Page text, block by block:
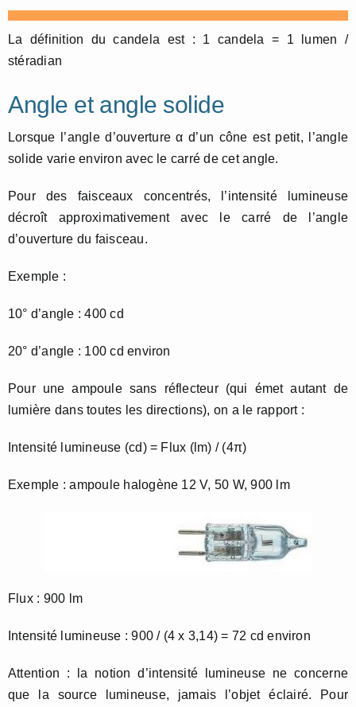
La définition du candela est : 1 candela = 1 lumen /
stéradian
Angle et angle solide
Lorsque l’angle d’ouverture α d’un cône est petit, l’angle
solide varie environ avec le carré de cet angle.
Pour des faisceaux concentrés, l’intensité lumineuse
décroît approximativement avec le carré de l’angle
d’ouverture du faisceau.
Exemple :
10° d’angle : 400 cd
20° d’angle : 100 cd environ
Pour une ampoule sans réflecteur (qui émet autant de
lumière dans toutes les directions), on a le rapport :
Intensité lumineuse (cd) = Flux (lm) / (4π)
Exemple : ampoule halogène 12 V, 50 W, 900 lm
Flux : 900 lm
Intensité lumineuse : 900 / (4 x 3,14) = 72 cd environ
Attention : la notion d’intensité lumineuse ne concerne
que la source lumineuse, jamais l’objet éclairé. Pour